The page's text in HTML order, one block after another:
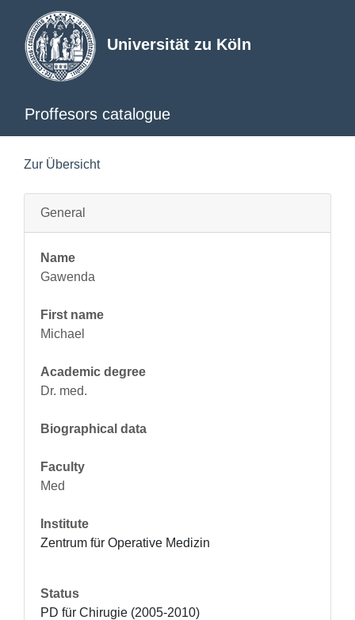
Universität zu Köln
Proffesors catalogue
Zur Übersicht
General
Name
Gawenda
First name
Michael
Academic degree
Dr. med.
Biographical data
Faculty
Med
Institute
Zentrum für Operative Medizin
Status
PD für Chirugie (2005-2010)